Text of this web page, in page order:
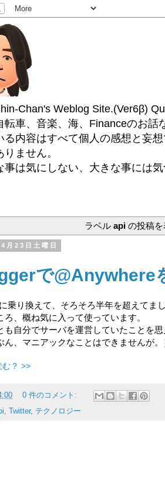
Chan's Weblog Site.(Ver6β)
転車、音楽、海、Financeのお話
る内容はすべて個人の感想と妄想
ません。
事は気にしない、大きな事には
ラベルapi の投稿を
月23日土曜日
で@Anywhere
乗り換えて、そろそろ半年を超えてまし
ろ、概ね気に入って使っています。
も自分でサーバを運営していたことを思
ん、マニアックなことはできませんが。
む？ >>
0 件のコメント:
, Twitter, テクノロジー